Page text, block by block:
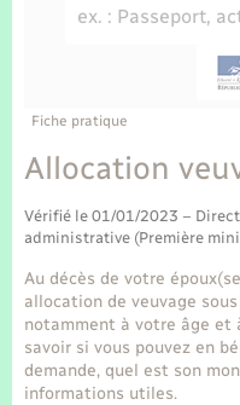
Etat-civil - Papiers
Parrainage civil
Loisirs
Nouvel habitant
Numérique
Transports scolaires
Travaux -
Plan interactif
Présentation de la
Publications
La Communauté de
Fiche pratique
Allocation
Vérifié le 01/01/2023 –
administrative (Première
Au décès de votre
allocation de veuvage
notamment à votre âge et
savoir si vous pouvez en
demande, quel est son
informations utiles.